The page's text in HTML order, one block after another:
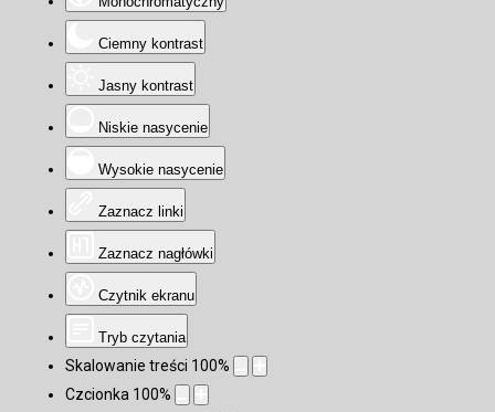
Ciemny kontrast
Jasny kontrast
Niskie nasycenie
Wysokie nasycenie
Zaznacz linki
Zaznacz nagłówki
Czytnik ekranu
Tryb czytania
Skalowanie treści 100%
Czcionka 100%